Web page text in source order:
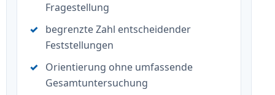
Fragestellung
begrenzte Zahl entscheidender
Feststellungen
Orientierung ohne umfassende
Gesamtuntersuchung